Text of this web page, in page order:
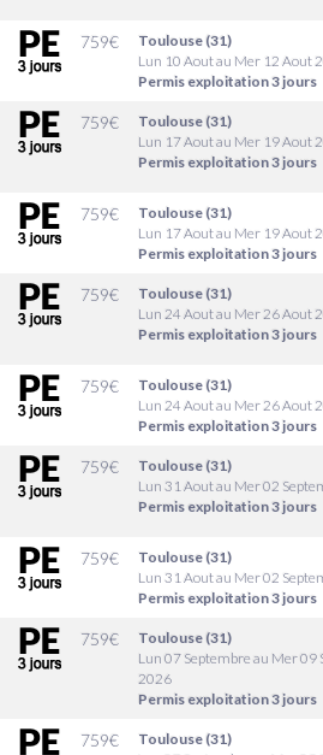
759€
Toulouse (31)
Lun 10 Aout au Mer 12 Aout
Permis exploitation 3 jours
759€
Toulouse (31)
Lun 17 Aout au Mer 19 Aout
Permis exploitation 3 jours
759€
Toulouse (31)
Lun 17 Aout au Mer 19 Aout
Permis exploitation 3 jours
759€
Toulouse (31)
Lun 24 Aout au Mer 26 Aout
Permis exploitation 3 jours
759€
Toulouse (31)
Lun 24 Aout au Mer 26 Aout
Permis exploitation 3 jours
759€
Toulouse (31)
Lun 31 Aout au Mer 02
Permis exploitation 3 jours
759€
Toulouse (31)
Lun 31 Aout au Mer 02
Permis exploitation 3 jours
759€
Toulouse (31)
Lun 07 Septembre au Mer 09
2026
Permis exploitation 3 jours
759€
Toulouse (31)